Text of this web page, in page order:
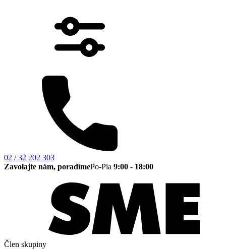
02 / 32 202 303
Zavolajte nám, poradímePo-Pia 9:00 - 18:00
Člen skupiny